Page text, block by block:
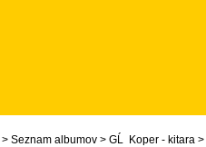
> Seznam albumov > GĹ Koper - kitara >